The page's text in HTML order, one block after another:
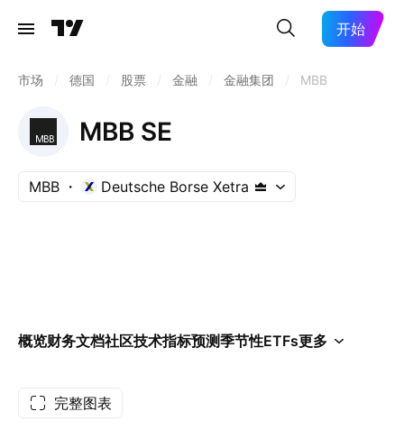
开始
市场 德国 股票 金融 金融集团 MBB
MBB SE
MBB Deutsche Borse Xetra
概览财务文档社区技术指标预测季节性ETFs更多
完整图表